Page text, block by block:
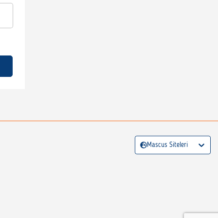
Mascus Siteleri